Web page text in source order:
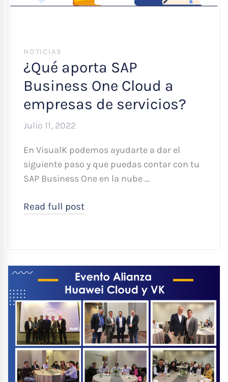
NOTICIAS
¿Qué aporta SAP
Business One Cloud a
empresas de servicios?
Julio 11, 2022
En VisualK podemos ayudarte a dar el
siguiente paso y que puedas contar con tu
SAP Business One en la nube …
Read full post